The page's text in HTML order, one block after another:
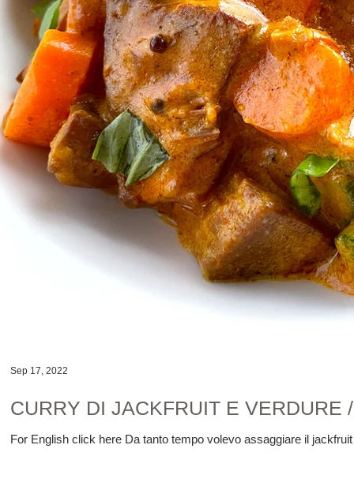
CURRY DI JACKFRUIT E VERDURE
Sep 17, 2022